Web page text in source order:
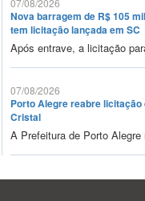
07/08/2026
Nova barragem de R$ 105
tem licitação lançada em SC
Após entrave, a licitação
07/08/2026
Porto Alegre reabre licitação
Cristal
A Prefeitura de Porto